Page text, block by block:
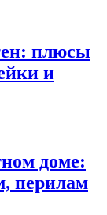
плюсы
и
доме:
перилам